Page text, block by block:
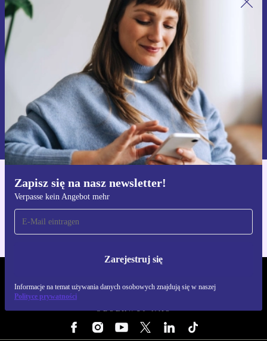
Zapisz się na nasz newsletter!
Verpasse kein Angebot mehr
Zarejestruj się
Informacje na temat używania danych osobowych znajdują się w naszej
Polityce prywatności
Zapisz się na nasz newsletter!
Nie przegap żadnej oferty.
Zarejestruj się
Informacje na temat używania danych osobowych znajdują się w
naszej
Polityce prywatności
Pobierz aplikację refurbed
Dla iOS i Android
OBSERWUJ NAS